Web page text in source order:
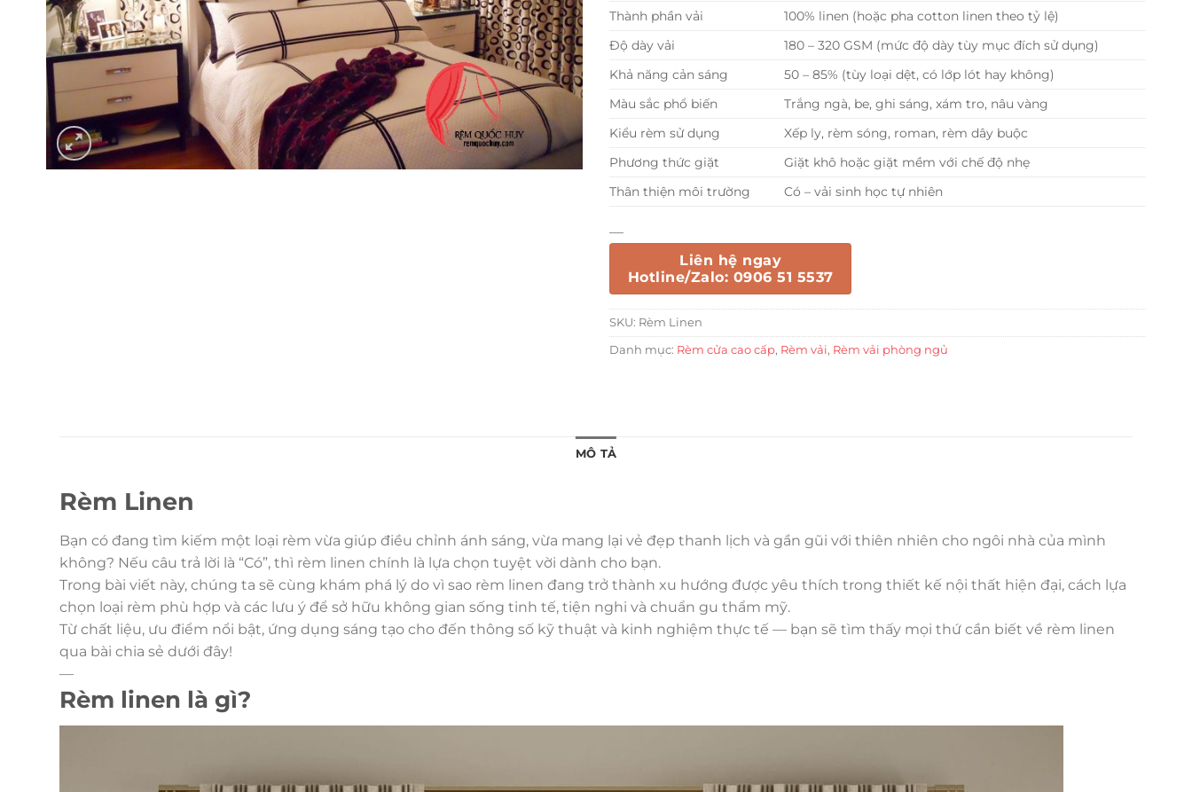
Thành phần vải
100% linen (hoặc pha cotton linen theo tỷ lệ)
Độ dày vải
180 – 320 GSM (mức độ dày tùy mục đích sử dụng)
Khả năng cản sáng
50 – 85% (tùy loại dệt, có lớp lót hay không)
Màu sắc phổ biến
Trắng ngà, be, ghi sáng, xám tro, nâu vàng
Kiểu rèm sử dụng
Xếp ly, rèm sóng, roman, rèm dây buộc
Phương thức giặt
Giặt khô hoặc giặt mềm với chế độ nhẹ
Thân thiện môi trường
Có – vải sinh học tự nhiên
—
Liên hệ ngay
Hotline/Zalo: 0906 51 5537
SKU: Rèm Linen
Danh mục: Rèm cửa cao cấp, Rèm vải, Rèm vải phòng ngủ
MÔ TẢ
Rèm Linen
Bạn có đang tìm kiếm một loại rèm vừa giúp điều chỉnh ánh sáng, vừa mang lại vẻ đẹp thanh lịch và gần gũi với thiên nhiên cho ngôi nhà của mình
không? Nếu câu trả lời là “Có”, thì rèm linen chính là lựa chọn tuyệt vời dành cho bạn.
Trong bài viết này, chúng ta sẽ cùng khám phá lý do vì sao rèm linen đang trở thành xu hướng được yêu thích trong thiết kế nội thất hiện đại, cách lựa
chọn loại rèm phù hợp và các lưu ý để sở hữu không gian sống tinh tế, tiện nghi và chuẩn gu thẩm mỹ.
Từ chất liệu, ưu điểm nổi bật, ứng dụng sáng tạo cho đến thông số kỹ thuật và kinh nghiệm thực tế — bạn sẽ tìm thấy mọi thứ cần biết về rèm linen
qua bài chia sẻ dưới đây!
—
Rèm linen là gì?